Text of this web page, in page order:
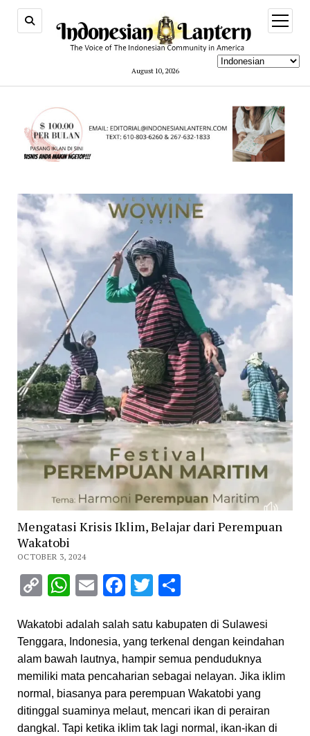
August 10, 2026
open
menu
Mengatasi Krisis Iklim, Belajar dari Perempuan
Wakatobi
OCTOBER 3, 2024
CopyWhatsApp
EmailFacebook
Twitter
Share
Wakatobi adalah salah satu kabupaten di Sulawesi
Tenggara, Indonesia, yang terkenal dengan keindahan
alam bawah lautnya, hampir semua penduduknya
memiliki mata pencaharian sebagai nelayan. Jika iklim
normal, biasanya para perempuan Wakatobi yang
ditinggal suaminya melaut, mencari ikan di perairan
dangkal. Tapi ketika iklim tak lagi normal, ikan-ikan di